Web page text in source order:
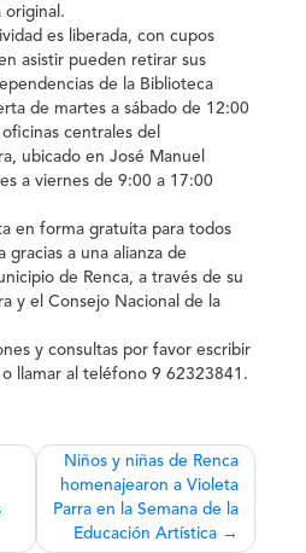
original.
es liberada, con cupos
asistir pueden retirar sus
de la Biblioteca
de martes a sábado de 12:00
centrales del
ubicado en José Manuel
a viernes de 9:00 a 17:00
en forma gratuita para todos
gracias a una alianza de
de Renca, a través de su
y el Consejo Nacional de la
y consultas por favor escribir
llamar al teléfono 9 62323841.
Niños y niñas de Renca
homenajearon a Violeta
Parra en la Semana de la
Educación Artística